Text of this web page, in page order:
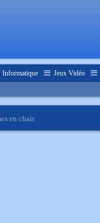
Informatique Jeux Vidéo
en chair